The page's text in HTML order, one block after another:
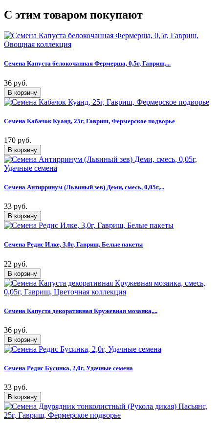
C этим товаром покупают
Семена Капуста белокочанная Фермерша, 0,5г, Гавриш,...
36 руб.
Семена Кабачок Куанд, 25г, Гавриш, Фермерское подворье
170 руб.
Семена Антирринум (Львиный зев) Деми, смесь, 0,05г,...
33 руб.
Семена Редис Илке, 3,0г, Гавриш, Белые пакеты
22 руб.
Семена Капуста декоративная Кружевная мозаика,...
36 руб.
Семена Редис Бусинка, 2,0г, Удачные семена
33 руб.